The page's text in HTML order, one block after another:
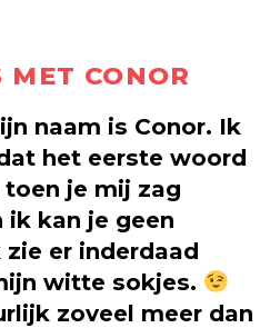
CONOR
naam is Conor. Ik
het eerste woord
je mij zag
ik kan je geen
er inderdaad
witte sokjes.
zoveel meer dan